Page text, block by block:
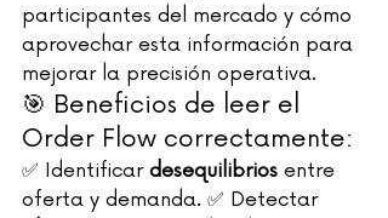
participantes del mercado y cómo
aprovechar esta información para
mejorar la precisión operativa.
🎯 Beneficios de leer el
Order Flow correctamente:
✅ Identificar desequilibrios entre
oferta y demanda. ✅ Detectar